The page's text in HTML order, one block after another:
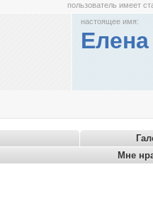
пользователь имеет
настоящее имя:
Мне